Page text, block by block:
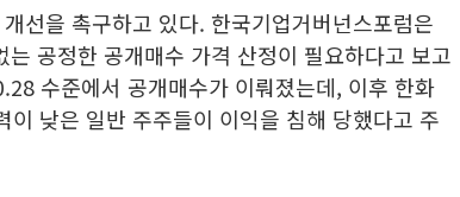
선을 촉구하고 있다. 한국기업거버넌스포럼은
공정한 공개매수 가격 산정이 필요하다고 보고
수준에서 공개매수가 이뤄졌는데, 이후 한화
낮은 일반 주주들이 이익을 침해 당했다고 주